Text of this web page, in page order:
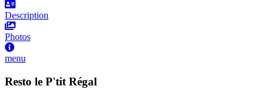
Description
Photos
menu
Resto le P'tit Régal